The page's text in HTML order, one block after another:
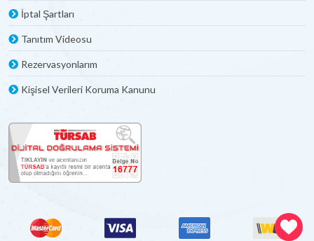
İptal Şartları
Tanıtım Videosu
Rezervasyonlarım
Kişisel Verileri Koruma Kanunu